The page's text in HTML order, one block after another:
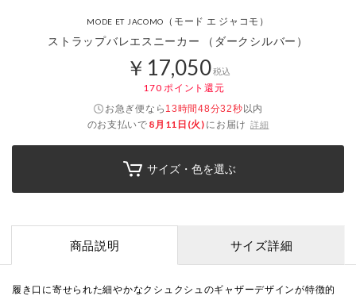
MODE ET JACOMO （モード エ ジャコモ）
ストラップバレエスニーカー （ダークシルバー）
￥17,050税込
170 ポイント還元
お急ぎ便なら 13時間48分31秒以内
のお支払いで 8月11日(火) にお届け 詳細
サイズ・色を選ぶ
商品説明 サイズ詳細
履き口に寄せられた細やかなクシュクシュのギャザーデザインが特徴的